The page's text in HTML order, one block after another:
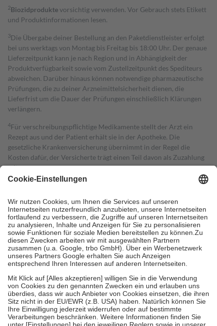
2Biozidproduktevorsichtig verwenden. Vor Gebrauch stets Etikett
und Produktinformationen lesen.
3Die Übergabe deiner Bestellung an den Paketdienstleister erfolgt
bei uns werktags von Montag bis Freitag bis 18:00 Uhr. Der genaue
Lieferzeitpunkt kann je nach Region und in Abhängigkeit der
Produktverfügbarkeit sowie vom Zustellzeitpunkt des Spediteurs
abweichen. Darüber hinaus können notwendige pharmazeutische
Prüfungen, die zu deiner Arzneimittelsicherheit dienen, die
Lieferfrist um die Dauer der Prüfungen einschließlich Klärungen
verlängern.
4Für verschreibungspflichtige Medikamente stellt der Arzt ein
Rezept aus und der Patient erhält sie in der Apotheke. Die
gesetzliche Krankenversicherung übernimmt in der Regel die
Kosten dafür, der Versicherte trägt einen Teil davon als Zuzahlung
mit.
Grundsätzlich leisten Mitglieder Zuzahlungen in Höhe von zehn
höchstens zehn Euro.
Es sind jedoch nie mehr als die tatsächlichen
Kosten der Leistung zu entrichten.
Diese Regeln gelten grundsätzlich auch für Online-Apotheken.
Bei Heilmitteln und häuslicher Krankenpflege beträgt die
Zuzahlung zehn Prozent der Kosten sowie zehn Euro je
Verordnung.
Um das Engagement der Versicherten für ihre eigene Gesundheit zu
stärken und die besondere Stellung der Familie zu unterstützen,
fallenkeine Zuzahlungenan bei:
• Kindern und Jugendlichen bis zum vollendeten 18. Lebensjahr
mit Ausnahme der Fahrkosten
• Untersuchungen zur Vorsorge und Früherkennung, die von der
GKV getragen werden